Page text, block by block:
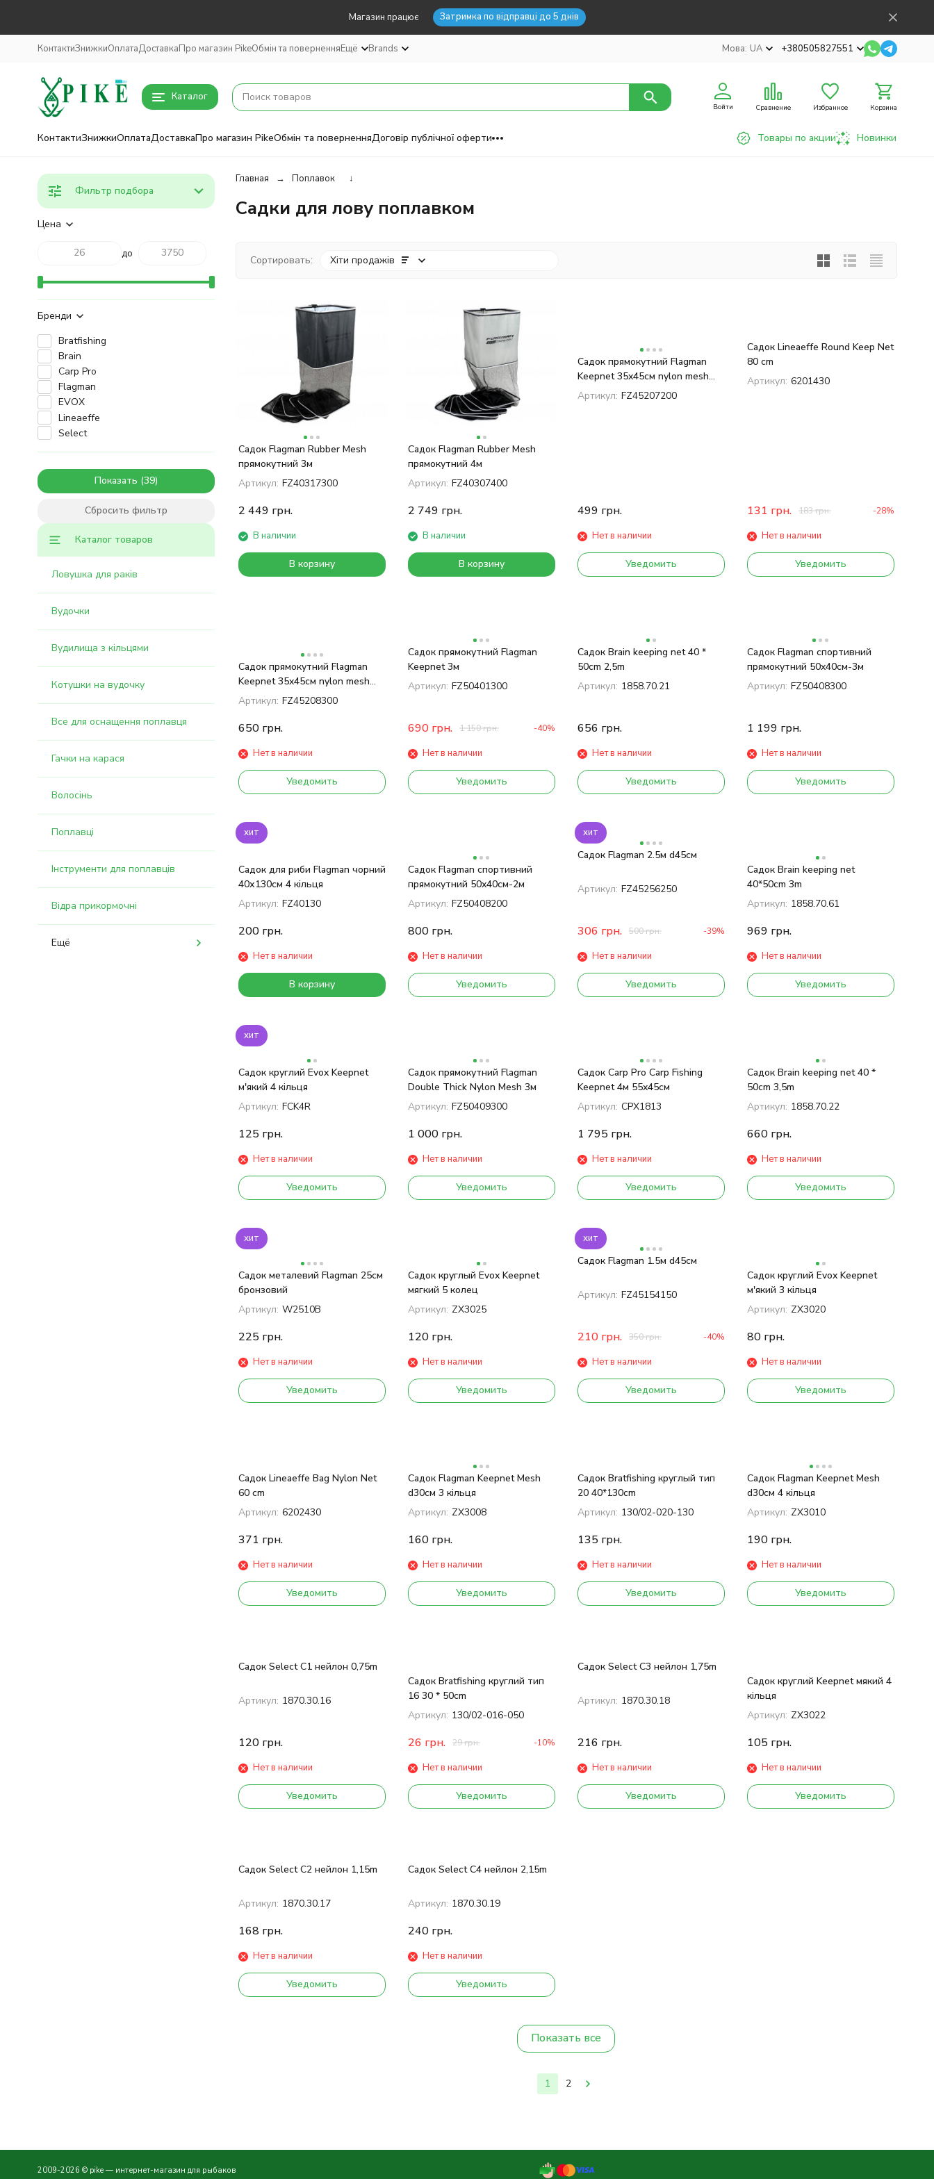
Магазин працює Затримка по відправці до 5 днів
КонтактиЗнижкиОплатаДоставкаПро магазин PikeОбмін та поверненняЕщё Brands Мова: UA +380505827551
Каталог
Войти Сравнение Избранное Корзина
КонтактиЗнижкиОплатаДоставкаПро магазин PikeОбмін та поверненняДоговір публічної оферти Товары по акции Новинки
Главная Поплавок ↓
Садки для лову поплавком
Сортировать: Хіти продажів
Садок Flagman Rubber Mesh
прямокутний 3м
Артикул: FZ40317300
2 449 грн.
В наличии
В корзину
Садок Flagman Rubber Mesh
прямокутний 4м
Артикул: FZ40307400
2 749 грн.
В наличии
В корзину
Садок прямокутний Flagman
Keepnet 35x45см nylon mesh
200см
Артикул: FZ45207200
499 грн.
Нет в наличии
Уведомить
Садок Lineaeffe Round Keep Net
80 cm
Артикул: 6201430
131 грн. 183грн. -28%
Нет в наличии
Уведомить
Садок прямокутний Flagman
Keepnet 35x45см nylon mesh
300см
Артикул: FZ45208300
650 грн.
Нет в наличии
Уведомить
Садок прямокутний Flagman
Keepnet 3м
Артикул: FZ50401300
690 грн. 1 150грн. -40%
Нет в наличии
Уведомить
Садок Brain keeping net 40 *
50cm 2,5m
Артикул: 1858.70.21
656 грн.
Нет в наличии
Уведомить
Садок Flagman спортивний
прямокутний 50x40cм-3м
Артикул: FZ50408300
1 199 грн.
Нет в наличии
Уведомить
хит
Садок для риби Flagman чорний
40х130см 4 кільця
Артикул: FZ40130
200 грн.
Нет в наличии
В корзину
Садок Flagman спортивний
прямокутний 50x40cм-2м
Артикул: FZ50408200
800 грн.
Нет в наличии
Уведомить
хит
Садок Flagman 2.5м d45см
Артикул: FZ45256250
306 грн. 500грн. -39%
Нет в наличии
Уведомить
Садок Brain keeping net
40*50cm 3m
Артикул: 1858.70.61
969 грн.
Нет в наличии
Уведомить
хит
Садок круглий Evox Keepnet
м'який 4 кільця
Артикул: FCK4R
125 грн.
Нет в наличии
Уведомить
Садок прямокутний Flagman
Double Thick Nylon Mesh 3м
Артикул: FZ50409300
1 000 грн.
Нет в наличии
Уведомить
Садок Carp Pro Carp Fishing
Keepnet 4м 55x45см
Артикул: CPX1813
1 795 грн.
Нет в наличии
Уведомить
Садок Brain keeping net 40 *
50cm 3,5m
Артикул: 1858.70.22
660 грн.
Нет в наличии
Уведомить
хит
Садок металевий Flagman 25см
бронзовий
Артикул: W2510B
225 грн.
Нет в наличии
Уведомить
Садок круглый Evox Keepnet
мягкий 5 колец
Артикул: ZX3025
120 грн.
Нет в наличии
Уведомить
хит
Садок Flagman 1.5м d45см
Артикул: FZ45154150
210 грн. 350грн. -40%
Нет в наличии
Уведомить
Садок круглий Evox Keepnet
м'який 3 кільця
Артикул: ZX3020
80 грн.
Нет в наличии
Уведомить
Садок Lineaeffe Bag Nylon Net
60 cm
Артикул: 6202430
371 грн.
Нет в наличии
Уведомить
Садок Flagman Keepnet Mesh
d30см 3 кільця
Артикул: ZX3008
160 грн.
Нет в наличии
Уведомить
Садок Bratfishing круглый тип
20 40*130cm
Артикул: 130/02-020-130
135 грн.
Нет в наличии
Уведомить
Садок Flagman Keepnet Mesh
d30см 4 кільця
Артикул: ZX3010
190 грн.
Нет в наличии
Уведомить
Садок Select C1 нейлон 0,75m
Артикул: 1870.30.16
120 грн.
Нет в наличии
Уведомить
Садок Bratfishing круглий тип
16 30 * 50cm
Артикул: 130/02-016-050
26 грн. 29грн. -10%
Нет в наличии
Уведомить
Садок Select C3 нейлон 1,75m
Артикул: 1870.30.18
216 грн.
Нет в наличии
Уведомить
Садок круглий Keepnet мякий 4
кільця
Артикул: ZX3022
105 грн.
Нет в наличии
Уведомить
Садок Select C2 нейлон 1,15m
Артикул: 1870.30.17
168 грн.
Нет в наличии
Уведомить
Садок Select C4 нейлон 2,15m
Артикул: 1870.30.19
240 грн.
Нет в наличии
Уведомить
Показать все
1 2
Фильтр подбора
Цена
до
Бренди
Bratfishing
Brain
Carp Pro
Flagman
EVOX
Lineaeffe
Select
Показать
Сбросить фильтр
Каталог товаров
Ловушка для раків
Вудочки
Вудилища з кільцями
Котушки на вудочку
Все для оснащення поплавця
Гачки на карася
Волосінь
Поплавці
Інструменти для поплавців
Відра прикормочні
Ещё
2009-2026 © pike — интернет-магазин для рыбаков